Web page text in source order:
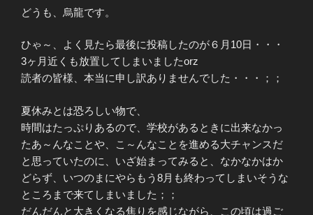
ジ
グ
し
て
た！
の
巻
（前
編）”
の
どうも、烏龍です。
ひゃ～、よく見たら最後に投稿したのが６月10日・・・
3ヶ月近くも放置してしまいましたorz
読者の皆様、本当に申し訳ありませんでした・・・；；
夏休みとは恐ろしい物で、
時間はたっぷりあるので、学校があるときに出来なかっ
たあ～んなことや、こ～んなことを進める大チャンスだ
と思っていたのに、いざ始まってみると、なかなかはか
どらず、いつのまにやらもう8月も終わってしまいそうな
ところまで来てしまいました；；
だんだんと大きくなる焦りを感じながら、この頃は過ご